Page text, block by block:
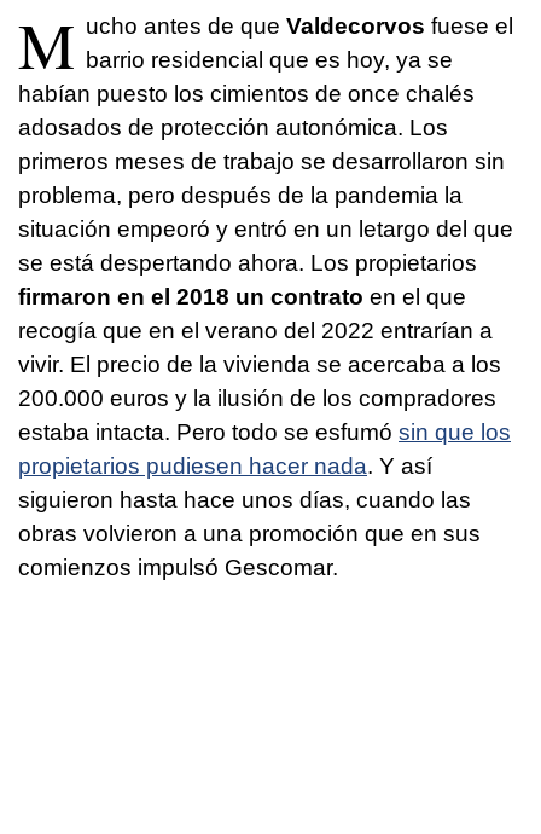
M ucho antes de que Valdecorvos fuese el
barrio residencial que es hoy, ya se
habían puesto los cimientos de once chalés
adosados de protección autonómica. Los
primeros meses de trabajo se desarrollaron sin
problema, pero después de la pandemia la
situación empeoró y entró en un letargo del que
se está despertando ahora. Los propietarios
firmaron en el 2018 un contrato en el que
recogía que en el verano del 2022 entrarían a
vivir. El precio de la vivienda se acercaba a los
200.000 euros y la ilusión de los compradores
estaba intacta. Pero todo se esfumó sin que los
propietarios pudiesen hacer nada. Y así
siguieron hasta hace unos días, cuando las
obras volvieron a una promoción que en sus
comienzos impulsó Gescomar.